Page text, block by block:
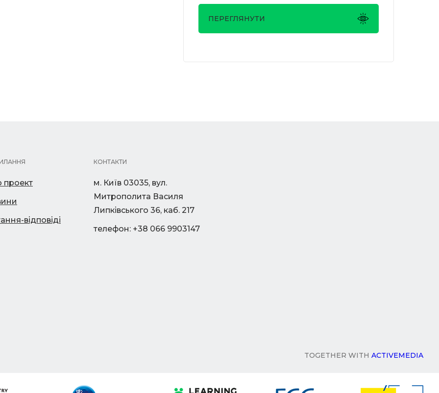
ПЕРЕГЛЯНУТИ
проект
відповіді
КОНТАКТИ
м. Київ 03035, вул.
Митрополита Василя
Липківського 36, каб. 217
телефон: +38 066 9903147
TOGETHER WITH ACTIVEMEDIA